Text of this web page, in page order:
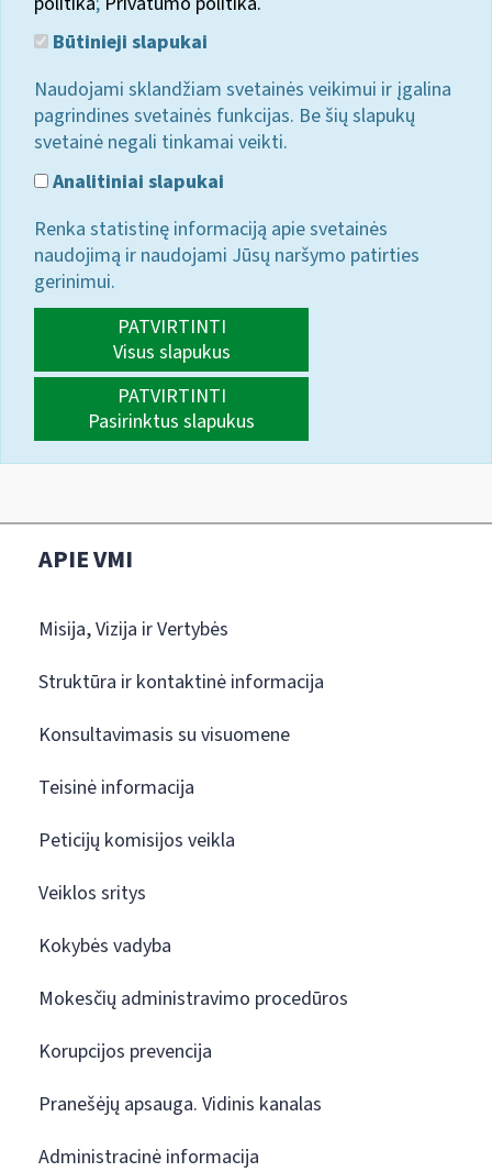
Būtinieji slapukai
Naudojami sklandžiam svetainės veikimui ir įgalina
pagrindines svetainės funkcijas. Be šių slapukų
svetainė negali tinkamai veikti.
Analitiniai slapukai
Renka statistinę informaciją apie svetainės
naudojimą ir naudojami Jūsų naršymo patirties
gerinimui.
PATVIRTINTI
Visus slapukus
PATVIRTINTI
Pasirinktus slapukus
APIE VMI
Misija, Vizija ir Vertybės
Struktūra ir kontaktinė informacija
Konsultavimasis su visuomene
Teisinė informacija
Peticijų komisijos veikla
Veiklos sritys
Kokybės vadyba
Mokesčių administravimo procedūros
Korupcijos prevencija
Pranešėjų apsauga. Vidinis kanalas
Administracinė informacija